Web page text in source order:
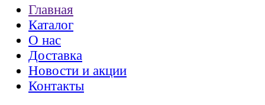
Главная
Каталог
О нас
Доставка
Новости и акции
Контакты